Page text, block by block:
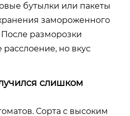
бутылки или пакеты
замороженного
разморозки
но вкус
слишком
Сорта с высоким